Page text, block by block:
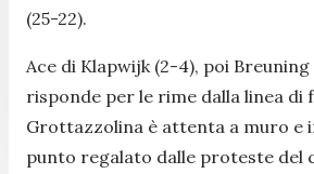
(25-22).
Ace di Klapwijk (2-4), poi
risponde per le rime dalla linea di
Grottazzolina è attenta a muro e
punto regalato dalle proteste del